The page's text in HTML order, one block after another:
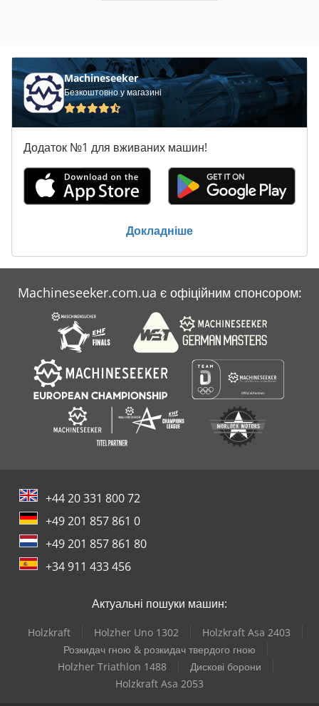
Machineseeker
Безкоштовно у магазині
Додаток №1 для вживаних машин!
Докладніше
Machineseeker.com.ua є офіційним спонсором:
+44 20 331 800 72
+49 201 857 861 0
+49 201 857 861 80
+34 911 433 456
Актуальні пошуки машин:
Holzkraft Holzher Uno 1302
Holzkraft Asa 2403
Розкидач гною & розкидач твердого гною
Holzher Triathlon 1488
Дискові борони
Holzkraft Asa 2053